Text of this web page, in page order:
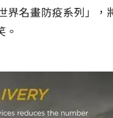
界名畫防疫系列」，